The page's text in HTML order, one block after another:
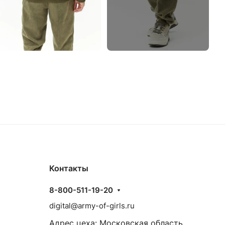
Контакты
8-800-511-19-20
digital@army-of-girls.ru